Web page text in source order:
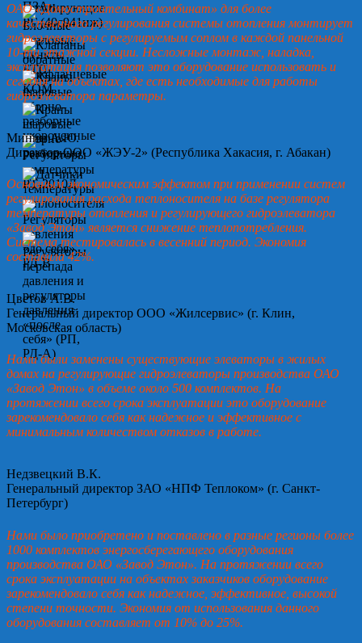
ОАО «Домостроительный комбинат» для более
качественного регулирования системы отопления монтирует
гидроэлеваторы с регулируемым соплом в каждой панельной
10-ти этажной секции. Несложные монтаж, наладка,
эксплуатация позволяют это оборудование использовать и
сегодня на объектах, где есть необходимые для работы
гидроэлеватора параметры.
Минин А.Ю.
Директор ООО «ЖЭУ-2» (Республика Хакасия, г. Абакан)
Основным экономическим эффектом при применении систем
регулирования расхода теплоносителя на базе регулятора
температуры отопления и регулирующего гидроэлеватора
«Завод Этон» является снижение теплопотребления.
Система тестировалась в весенний период. Экономия
составила 42%.
Цветов А.В.
Генеральный директор ООО «Жилсервис» (г. Клин,
Московская область)
Нами были заменены существующие элеваторы в жилых
домах на регулирующие гидроэлеваторы производства ОАО
«Завод Этон» в объеме около 500 комплектов. На
протяжении всего срока эксплуатации это оборудование
зарекомендовало себя как надежное и эффективное с
минимальным количеством отказов в работе.
Недзвецкий В.К.
Генеральный директор ЗАО «НПФ Теплоком» (г. Санкт-
Петербург)
Нами было приобретено и поставлено в разные регионы более
1000 комплектов энергосберегающего оборудования
производства ОАО «Завод Этон». На протяжении всего
срока эксплуатации на объектах заказчиков оборудование
зарекомендовало себя как надежное, эффективное, высокой
степени точности. Экономия от использования данного
оборудования составляет от 10% до 25%.